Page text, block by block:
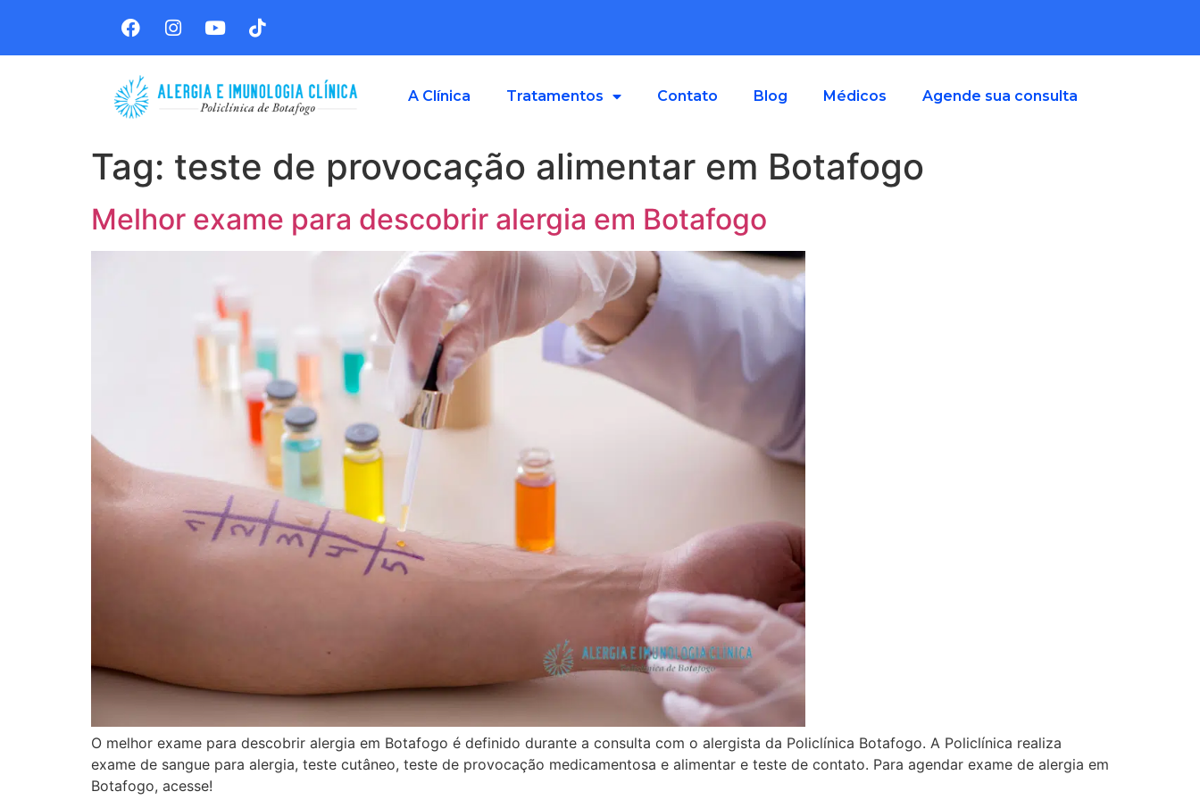
A Clínica Tratamentos Contato Blog Médicos Agende sua consulta
Tag: teste de provocação alimentar em Botafogo
Melhor exame para descobrir alergia em Botafogo
O melhor exame para descobrir alergia em Botafogo é definido durante a consulta com o alergista da Policlínica Botafogo. A Policlínica realiza
exame de sangue para alergia, teste cutâneo, teste de provocação medicamentosa e alimentar e teste de contato. Para agendar exame de alergia em
Botafogo, acesse!